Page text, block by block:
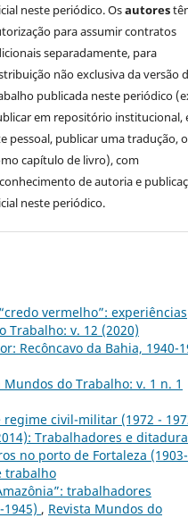
neste periódico. Osautores
para assumir contratos
separadamente, para
não exclusiva da versão
publicada neste periódico
em repositório institucional,
pessoal, publicar uma tradução,
capítulo de livro), com
de autoria e
neste periódico.
vermelho”: experiências
Trabalho: v. 12 (2020)
Recôncavo da Bahia, 1940-
Mundos do Trabalho: v. 1 n. 1
civil-militar (1972 -
Trabalhadores e ditadura
no porto de Fortaleza (1903-
trabalho
trabalhadores
, Revista Mundos do